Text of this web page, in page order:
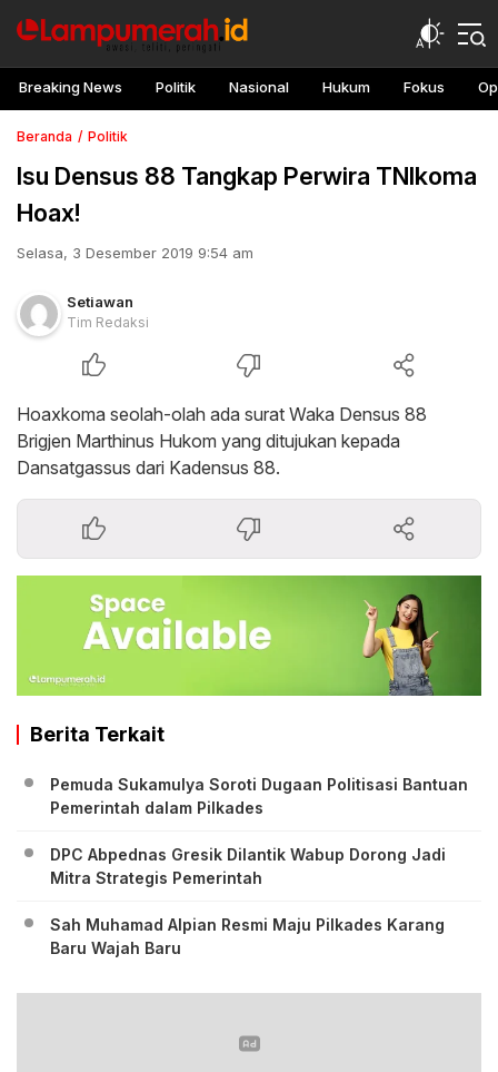
Breaking News Politik Nasional Hukum Fokus
Beranda Politik
Isu Densus 88 Tangkap Perwira TNIkoma
Hoax!
Selasa, 3 Desember 2019 9:54 am
Setiawan
Tim Redaksi
Hoaxkoma seolah-olah ada surat Waka Densus 88
Brigjen Marthinus Hukom yang ditujukan kepada
Dansatgassus dari Kadensus 88.
Berita Terkait
Pemuda Sukamulya Soroti Dugaan Politisasi Bantuan
Pemerintah dalam Pilkades
DPC Abpednas Gresik Dilantik Wabup Dorong Jadi
Mitra Strategis Pemerintah
‎Sah Muhamad Alpian Resmi Maju Pilkades Karang
Baru Wajah Baru